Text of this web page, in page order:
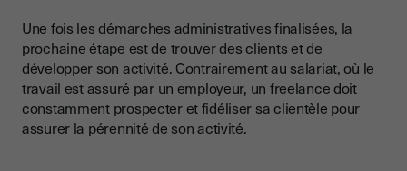
Une fois les démarches administratives finalisées, la
prochaine étape est de trouver des clients et de
développer son activité. Contrairement au salariat, où le
travail est assuré par un employeur, un freelance doit
constamment prospecter et fidéliser sa clientèle pour
assurer la pérennité de son activité.